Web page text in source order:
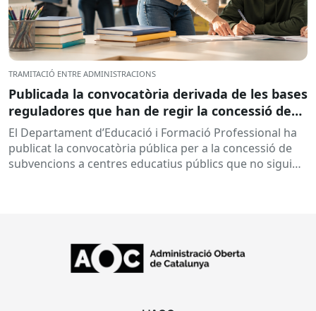
TRAMITACIÓ ENTRE ADMINISTRACIONS
Publicada la convocatòria derivada de les bases
reguladores que han de regir la concessió de
subvencions a centres educatius, per al
desenvolupament de programes de formació i
inserció, durant el curs 2026-2027
El Departament d’Educació i Formació Professional ha
publicat la convocatòria pública per a la concessió de
subvencions a centres educatius públics que no siguin